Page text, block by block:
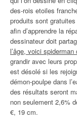
des-rois etoiles
produits sont
afin d’apprendre la
dessinateur doit
l’âge, voici
grandir avec leurs
est désolé si les
démon-poulpe dans
des résultats seront
non seulement 2,6%
€, 19 cm.